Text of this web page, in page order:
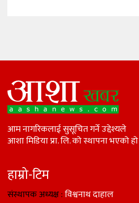
आम नागरिकलाई सुसूचित गर्ने उद्देश्यले
आशा मिडिया प्रा. लि. को स्थापना भएको
हाम्रो-टिम
संस्थापक अध्यक्ष :विश्वनाथ दाहाल